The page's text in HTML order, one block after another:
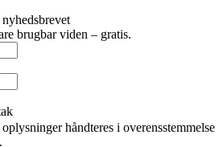
brugbar viden – gratis.
håndteres i overensstemmelse